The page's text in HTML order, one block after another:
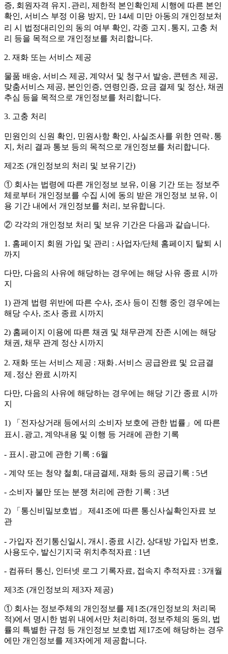
증, 회원자격 유지․관리, 제한적 본인확인제 시행에 따른 본인
확인, 서비스 부정 이용 방지, 만 14세 미만 아동의 개인정보처
리 시 법정대리인의 동의 여부 확인, 각종 고지․통지, 고충 처
리 등을 목적으로 개인정보를 처리합니다.
2. 재화 또는 서비스 제공
물품 배송, 서비스 제공, 계약서 및 청구서 발송, 콘텐츠 제공,
맞춤서비스 제공, 본인인증, 연령인증, 요금 결제 및 정산, 채권
추심 등을 목적으로 개인정보를 처리합니다.
3. 고충 처리
민원인의 신원 확인, 민원사항 확인, 사실조사를 위한 연락․통
지, 처리 결과 통보 등의 목적으로 개인정보를 처리합니다.
제2조 (개인정보의 처리 및 보유기간)
① 회사는 법령에 따른 개인정보 보유, 이용 기간 또는 정보주
체로부터 개인정보를 수집 시에 동의 받은 개인정보 보유, 이
용 기간 내에서 개인정보를 처리, 보유합니다.
② 각각의 개인정보 처리 및 보유 기간은 다음과 같습니다.
1. 홈페이지 회원 가입 및 관리 : 사업자/단체 홈페이지 탈퇴 시
까지
다만, 다음의 사유에 해당하는 경우에는 해당 사유 종료 시까
지
1) 관계 법령 위반에 따른 수사, 조사 등이 진행 중인 경우에는
해당 수사, 조사 종료 시까지
2) 홈페이지 이용에 따른 채권 및 채무관계 잔존 시에는 해당
채권, 채무 관계 정산 시까지
2. 재화 또는 서비스 제공 : 재화․서비스 공급완료 및 요금결
제․정산 완료 시까지
다만, 다음의 사유에 해당하는 경우에는 해당 기간 종료 시까
지
1) 「전자상거래 등에서의 소비자 보호에 관한 법률」에 따른
표시․광고, 계약내용 및 이행 등 거래에 관한 기록
- 표시․광고에 관한 기록 : 6월
- 계약 또는 청약 철회, 대금결제, 재화 등의 공급기록 : 5년
- 소비자 불만 또는 분쟁 처리에 관한 기록 : 3년
2) 「통신비밀보호법」 제41조에 따른 통신사실확인자료 보
관
- 가입자 전기통신일시, 개시․종료 시간, 상대방 가입자 번호,
사용도수, 발신기지국 위치추적자료 : 1년
- 컴퓨터 통신, 인터넷 로그 기록자료, 접속지 추적자료 : 3개월
제3조 (개인정보의 제3자 제공)
① 회사는 정보주체의 개인정보를 제1조(개인정보의 처리목
적)에서 명시한 범위 내에서만 처리하며, 정보주체의 동의, 법
률의 특별한 규정 등 개인정보 보호법 제17조에 해당하는 경우
에만 개인정보를 제3자에게 제공합니다.